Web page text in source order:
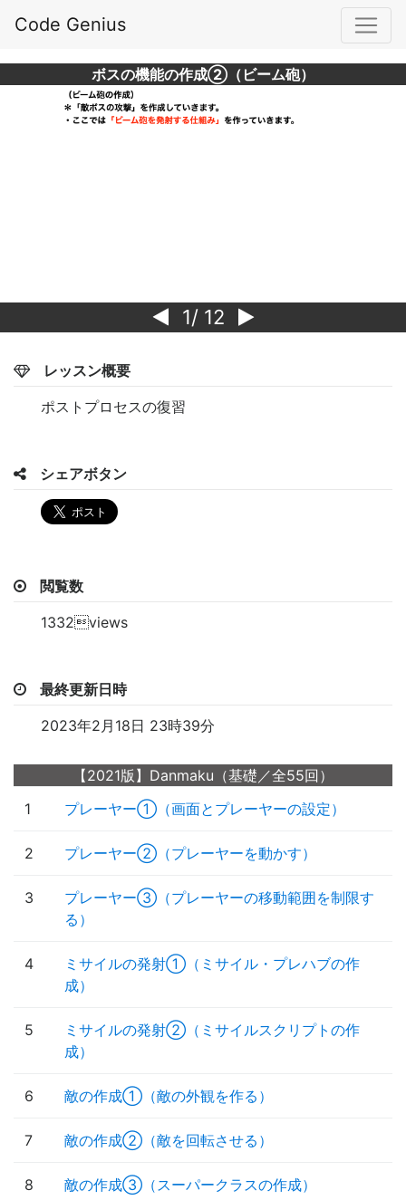
Code Genius
ボスの機能の作成②（ビーム砲）
1/ 12
レッスン概要
ポストプロセスの復習
シェアボタン
閲覧数
1332views
最終更新日時
2023年2月18日 23時39分
【2021版】Danmaku（基礎／全55回）
1
プレーヤー①（画面とプレーヤーの設定）
2 プレーヤー②（プレーヤーを動かす）
3
プレーヤー③（プレーヤーの移動範囲を制限す
る）
4
ミサイルの発射①（ミサイル・プレハブの作
成）
5
ミサイルの発射②（ミサイルスクリプトの作
成）
6 敵の作成①（敵の外観を作る）
7 敵の作成②（敵を回転させる）
8 敵の作成③（スーパークラスの作成）